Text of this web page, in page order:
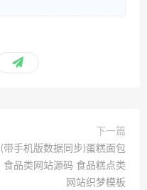
下一篇
(带手机版数据同步)蛋糕面包
食品类网站源码 食品糕点类
网站织梦模板